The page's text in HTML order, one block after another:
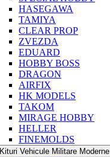
HASEGAWA
TAMIYA
CLEAR PROP
ZVEZDA
EDUARD
HOBBY BOSS
DRAGON
AIRFIX
HK MODELS
TAKOM
MIRAGE HOBBY
HELLER
FINEMOLDS
Kituri Vehicule Militare Moderne